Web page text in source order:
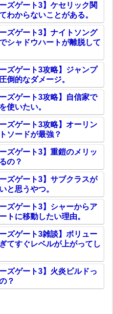
ズゲート3】ケセリック関
わからないことがある。
ーズゲート3】ナイトソング
シャドウハートが離脱して
ーズゲート3攻略】ジャンプ
倒的なダメージ。
ーズゲート3攻略】自信家で
使いたい。
ーズゲート3攻略】オーリン
ソードが最強？
ズゲート3】重鎧のメリッ
の？
ーズゲート3】サブクラスが
と思うやつ。
ーズゲート3】シャーからア
トに移動したい理由。
ーズゲート3雑談】ボリュー
てすぐレベルが上がってし
ズゲート3】火炎ビルドっ
？